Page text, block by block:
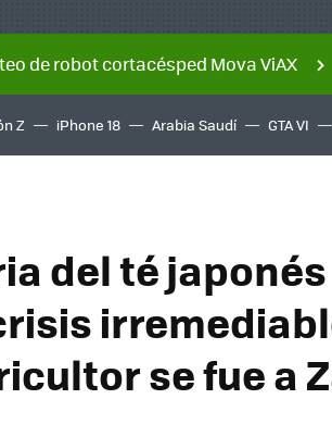
de robot cortacésped Mova ViAX
Z iPhone 18 Arabia Saudí GTA VI
del té
se fue a